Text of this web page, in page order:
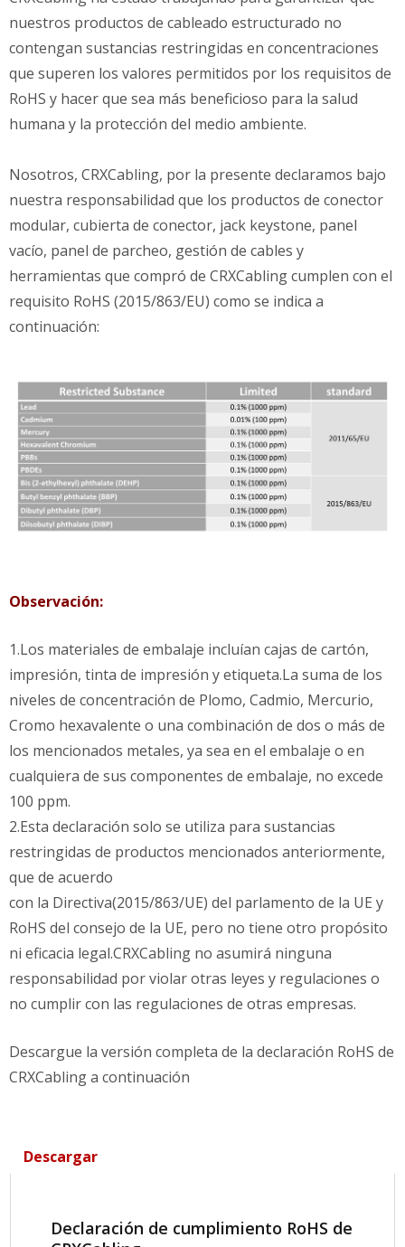
nuestros productos de cableado estructurado no
contengan sustancias restringidas en concentraciones
que superen los valores permitidos por los requisitos de
RoHS y hacer que sea más beneficioso para la salud
humana y la protección del medio ambiente.
Nosotros, CRXCabling, por la presente declaramos bajo
nuestra responsabilidad que los productos de conector
modular, cubierta de conector, jack keystone, panel
vacío, panel de parcheo, gestión de cables y
herramientas que compró de CRXCabling cumplen con el
requisito RoHS (2015/863/EU) como se indica a
continuación:
Observación:
1.Los materiales de embalaje incluían cajas de cartón,
impresión, tinta de impresión y etiqueta.La suma de los
niveles de concentración de Plomo, Cadmio, Mercurio,
Cromo hexavalente o una combinación de dos o más de
los mencionados metales, ya sea en el embalaje o en
cualquiera de sus componentes de embalaje, no excede
100 ppm.
2.Esta declaración solo se utiliza para sustancias
restringidas de productos mencionados anteriormente,
que de acuerdo
con la Directiva(2015/863/UE) del parlamento de la UE y
RoHS del consejo de la UE, pero no tiene otro propósito
ni eficacia legal.CRXCabling no asumirá ninguna
responsabilidad por violar otras leyes y regulaciones o
no cumplir con las regulaciones de otras empresas.
Descargue la versión completa de la declaración RoHS de
CRXCabling a continuación
Descargar
Declaración de cumplimiento RoHS de